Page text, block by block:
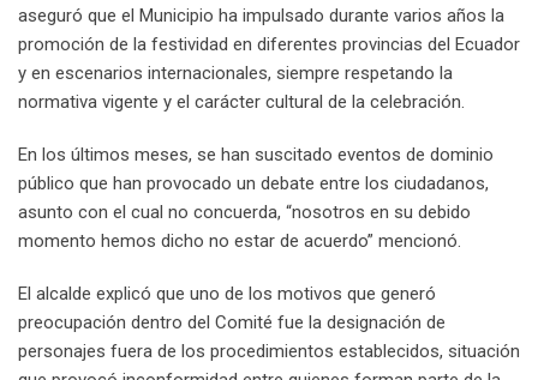
aseguró que el Municipio ha impulsado durante varios años la
promoción de la festividad en diferentes provincias del Ecuador
y en escenarios internacionales, siempre respetando la
normativa vigente y el carácter cultural de la celebración.
En los últimos meses, se han suscitado eventos de dominio
público que han provocado un debate entre los ciudadanos,
asunto con el cual no concuerda, “nosotros en su debido
momento hemos dicho no estar de acuerdo” mencionó.
El alcalde explicó que uno de los motivos que generó
preocupación dentro del Comité fue la designación de
personajes fuera de los procedimientos establecidos, situación